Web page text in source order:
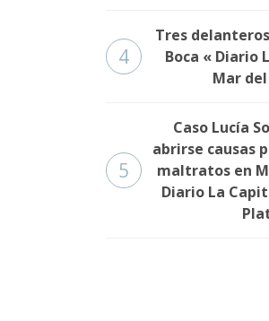
4
Tres
Boca « Diario
Mar
5
Caso Lucía
abrirse causas
maltratos en
Diario La